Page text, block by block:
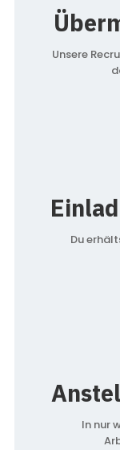
Unsere
Du
In nur